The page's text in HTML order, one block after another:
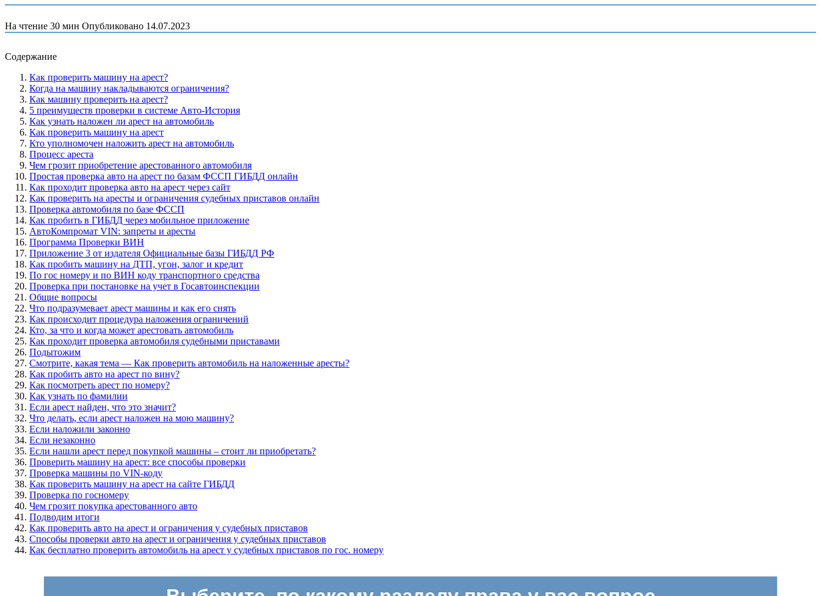
На чтение 30 мин Опубликовано 14.07.2023
Содержание
Как проверить машину на арест?
Когда на машину накладываются ограничения?
Как машину проверить на арест?
5 преимуществ проверки в системе Авто-История
Как узнать наложен ли арест на автомобиль
Как проверить машину на арест
Кто уполномочен наложить арест на автомобиль
Процесс ареста
Чем грозит приобретение арестованного автомобиля
Простая проверка авто на арест по базам ФССП ГИБДД онлайн
Как проходит проверка авто на арест через сайт
Как проверить на аресты и ограничения судебных приставов онлайн
Проверка автомобиля по базе ФССП
Как пробить в ГИБДД через мобильное приложение
АвтоКомпромат VIN: запреты и аресты
Программа Проверки ВИН
Приложение 3 от издателя Официальные базы ГИБДД РФ
Как пробить машину на ДТП, угон, залог и кредит
По гос номеру и по ВИН коду транспортного средства
Проверка при постановке на учет в Госавтоинспекции
Общие вопросы
Что подразумевает арест машины и как его снять
Как происходит процедура наложения ограничений
Кто, за что и когда может арестовать автомобиль
Как проходит проверка автомобиля судебными приставами
Подытожим
Смотрите, какая тема — Как проверить автомобиль на наложенные аресты?
Как пробить авто на арест по вину?
Как посмотреть арест по номеру?
Как узнать по фамилии
Если арест найден, что это значит?
Что делать, если арест наложен на мою машину?
Если наложили законно
Если незаконно
Если нашли арест перед покупкой машины – стоит ли приобретать?
Проверить машину на арест: все способы проверки
Проверка машины по VIN-коду
Как проверить машину на арест на сайте ГИБДД
Проверка по госномеру
Чем грозит покупка арестованного авто
Подводим итоги
Как проверить авто на арест и ограничения у судебных приставов
Способы проверки авто на арест и ограничения у судебных приставов
Как бесплатно проверить автомобиль на арест у судебных приставов по гос. номеру